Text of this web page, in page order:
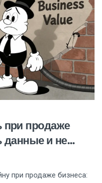
продаже
данные и не
при продаже бизнеса: